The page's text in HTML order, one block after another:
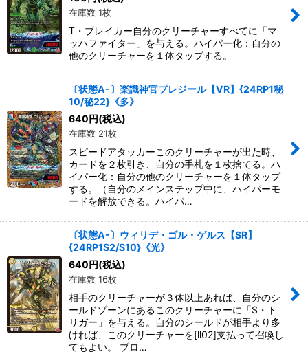
在庫数 1枚
T・ブレイカー自分のクリーチャーすべてに「マ
ッハファイター」を与える。ハイパー化：自分の
他のクリーチャーを１体タップする。
〔状態A-〕楽識神官プレジール【VR】{24RP1秘
10/秘22}《多》
640 円(税込)
在庫数 21枚
スピードアタッカーこのクリーチャーが出た時、
カードを２枚引き、自分の手札を１枚捨てる。ハ
イパー化：自分の他のクリーチャーを１体タップ
する。（自分のメインステップ中に、ハイパーモ
ードを解放できる。ハイパ…
〔状態A-〕ウィリデ・ゴル・ゲルス【SR】
{24RP1S2/S10}《光》
640 円(税込)
在庫数 16枚
相手のクリーチャーが３体以上あれば、自分のシ
ールドゾーンにあるこのクリーチャーに「S・ト
リガー」を与える。自分のシールドが相手より多
ければ、このクリーチャーを[ll02]支払って召喚し
てもよい。 ブロ…